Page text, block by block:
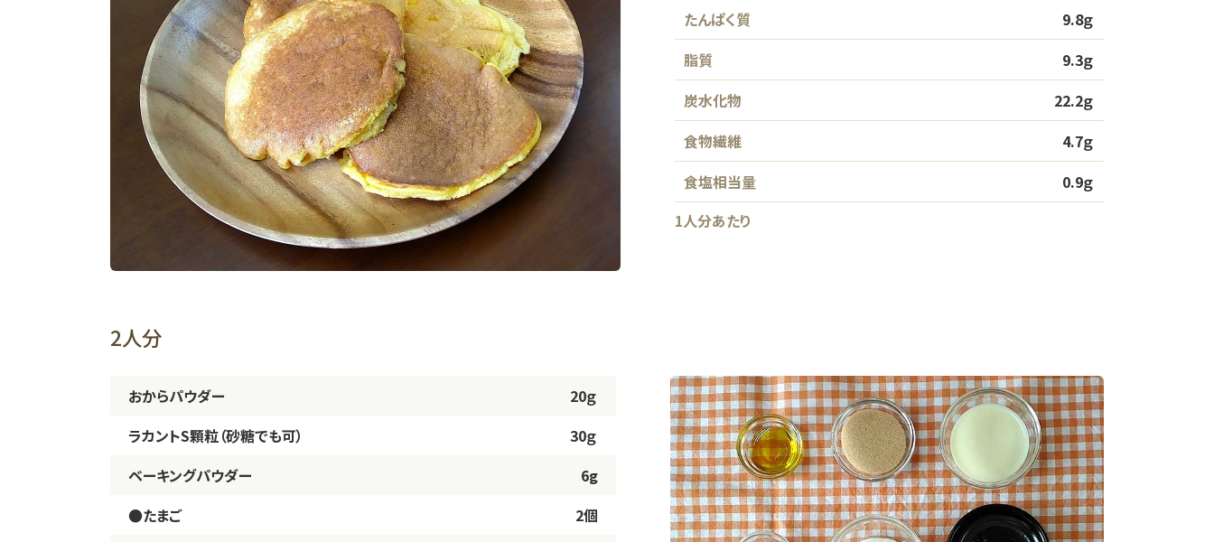
1人分あたり
たんぱく質
9.8ｇ
脂質
9.3ｇ
炭水化物
22.2ｇ
食物繊維
4.7ｇ
食塩相当量
0.9ｇ
2人分
おからパウダー
20ｇ
ラカントS顆粒（砂糖でも可）
30ｇ
ベーキングパウダー
6g
●たまご
2個